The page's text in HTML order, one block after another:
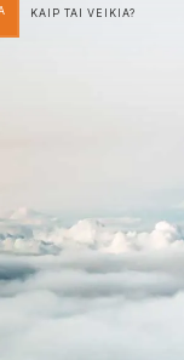
KAIP TAI VEIKIA?